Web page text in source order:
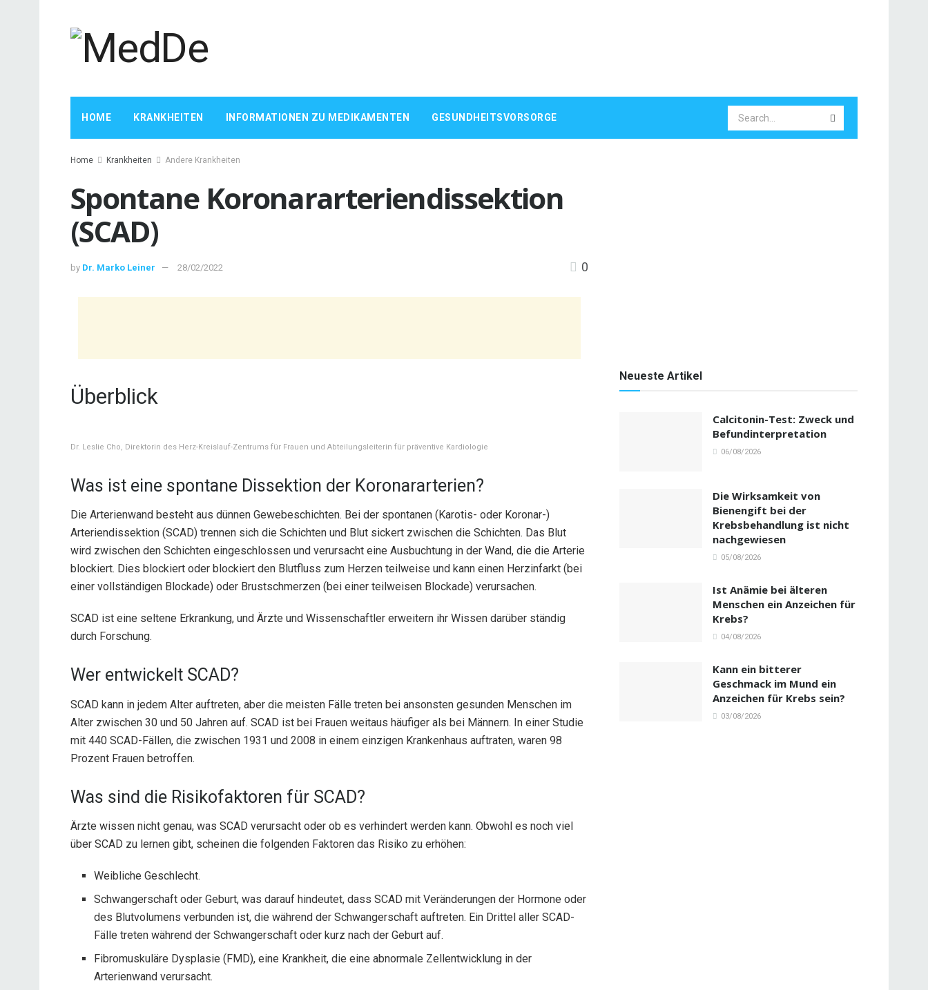
HOME KRANKHEITEN INFORMATIONEN ZU MEDIKAMENTEN GESUNDHEITSVORSORGE
Home Krankheiten Andere Krankheiten
Spontane Koronararteriendissektion
(SCAD)
by Dr. Marko Leiner 28/02/2022 0
Überblick
Dr. Leslie Cho, Direktorin des Herz-Kreislauf-Zentrums für Frauen und Abteilungsleiterin für präventive Kardiologie
Was ist eine spontane Dissektion der Koronararterien?
Die Arterienwand besteht aus dünnen Gewebeschichten. Bei der spontanen (Karotis- oder Koronar-)
Arteriendissektion (SCAD) trennen sich die Schichten und Blut sickert zwischen die Schichten. Das Blut
wird zwischen den Schichten eingeschlossen und verursacht eine Ausbuchtung in der Wand, die die Arterie
blockiert. Dies blockiert oder blockiert den Blutfluss zum Herzen teilweise und kann einen Herzinfarkt (bei
einer vollständigen Blockade) oder Brustschmerzen (bei einer teilweisen Blockade) verursachen.
SCAD ist eine seltene Erkrankung, und Ärzte und Wissenschaftler erweitern ihr Wissen darüber ständig
durch Forschung.
Wer entwickelt SCAD?
SCAD kann in jedem Alter auftreten, aber die meisten Fälle treten bei ansonsten gesunden Menschen im
Alter zwischen 30 und 50 Jahren auf. SCAD ist bei Frauen weitaus häufiger als bei Männern. In einer Studie
mit 440 SCAD-Fällen, die zwischen 1931 und 2008 in einem einzigen Krankenhaus auftraten, waren 98
Prozent Frauen betroffen.
Was sind die Risikofaktoren für SCAD?
Ärzte wissen nicht genau, was SCAD verursacht oder ob es verhindert werden kann. Obwohl es noch viel
über SCAD zu lernen gibt, scheinen die folgenden Faktoren das Risiko zu erhöhen:
Weibliche Geschlecht.
Schwangerschaft oder Geburt, was darauf hindeutet, dass SCAD mit Veränderungen der Hormone oder
des Blutvolumens verbunden ist, die während der Schwangerschaft auftreten. Ein Drittel aller SCAD-
Fälle treten während der Schwangerschaft oder kurz nach der Geburt auf.
Fibromuskuläre Dysplasie (FMD), eine Krankheit, die eine abnormale Zellentwicklung in der
Arterienwand verursacht.
Neueste Artikel
Calcitonin-Test: Zweck und
Befundinterpretation
06/08/2026
Die Wirksamkeit von
Bienengift bei der
Krebsbehandlung ist nicht
nachgewiesen
05/08/2026
Ist Anämie bei älteren
Menschen ein Anzeichen für
Krebs?
04/08/2026
Kann ein bitterer
Geschmack im Mund ein
Anzeichen für Krebs sein?
03/08/2026